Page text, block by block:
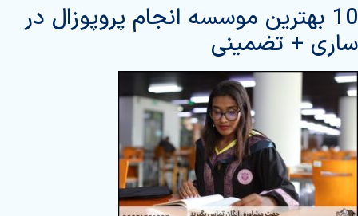
10 بهترین موسسه انجام پروپوزال در
ساری + تضمینی